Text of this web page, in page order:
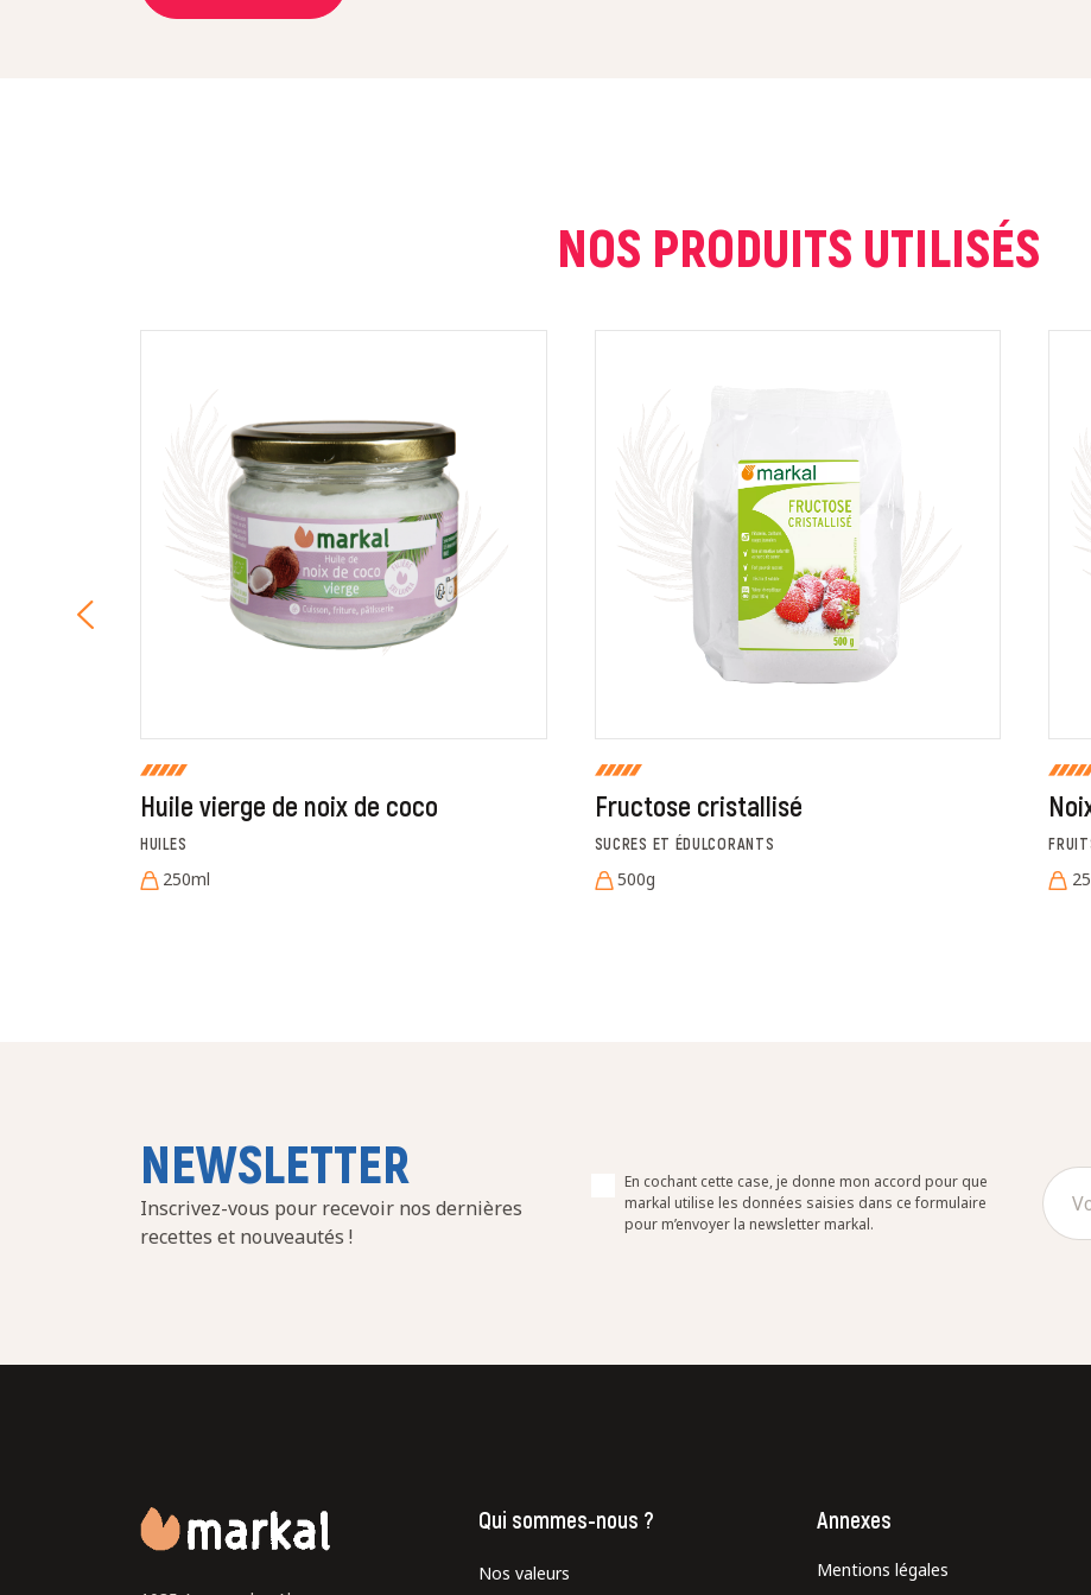
En cochant cette case, je donne mon accord pour que markal utilise les données saisies dans ce formulaire pour
commentaire de manière publique sur cette page. Pour plus d'informations sur le traitement de ces données, consulter
Fermer Envoyer
NOS PRODUITS UTILISÉS
Huile vierge de noix de coco
HUILES
250ml
Fructose cristallisé
SUCRES ET ÉDULCORANTS
500g
NEWSLETTER
Inscrivez-vous pour recevoir nos dernières
recettes et nouveautés !
En cochant cette case, je donne mon accord pour que
markal utilise les données saisies dans ce formulaire
pour m’envoyer la newsletter markal.
Qui sommes-nous ?
Nos valeurs
Annexes
Mentions légales